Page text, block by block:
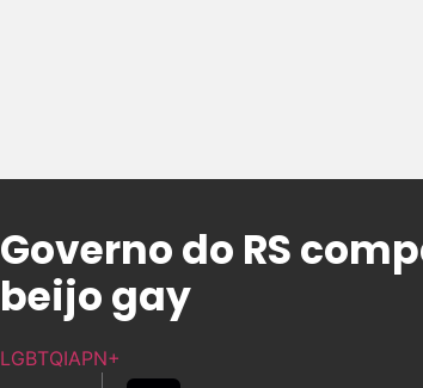
Governo do RS
beijo gay
LGBTQIAPN+